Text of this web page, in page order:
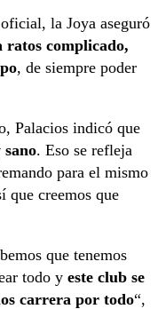
la Joya aseguró
complicado,
, de siempre poder
Palacios indicó que
. Eso se refleja
para el mismo
que creemos que
que tenemos
todo y este club se
carrera por todo“,